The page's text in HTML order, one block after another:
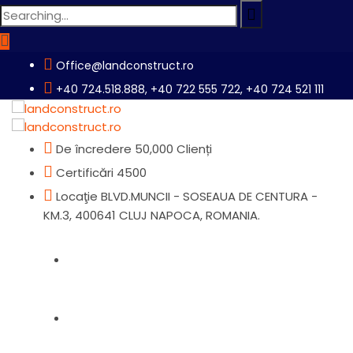
Search
for:
Office@landconstruct.ro
+40 724.518.888, +40 722 555 722, +40 724 521 111
De încredere 50,000 Clienți
Certificări 4500
Locaţie BLVD.MUNCII - SOSEAUA DE CENTURA -
KM.3, 400641 CLUJ NAPOCA, ROMANIA.